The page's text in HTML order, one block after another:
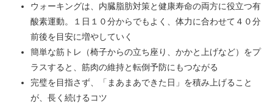
ウォーキングは、内臓脂肪対策と健康寿命の両方に役立つ有
酸素運動。１日１０分からでもよく、体力に合わせて４０分
前後を目安に増やしていく
簡単な筋トレ（椅子からの立ち座り、かかと上げなど）をプ
ラスすると、筋肉の維持と転倒予防にもつながる
完璧を目指さず、「まあまあできた日」を積み上げること
が、長く続けるコツ